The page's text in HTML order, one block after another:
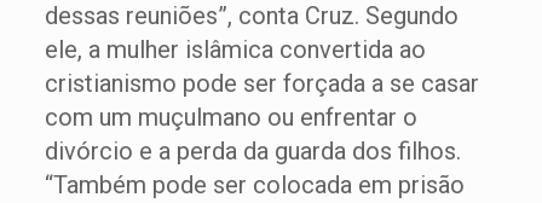
dessas reuniões”, conta Cruz. Segundo
ele, a mulher islâmica convertida ao
cristianismo pode ser forçada a se casar
com um muçulmano ou enfrentar o
divórcio e a perda da guarda dos filhos.
“Também pode ser colocada em prisão